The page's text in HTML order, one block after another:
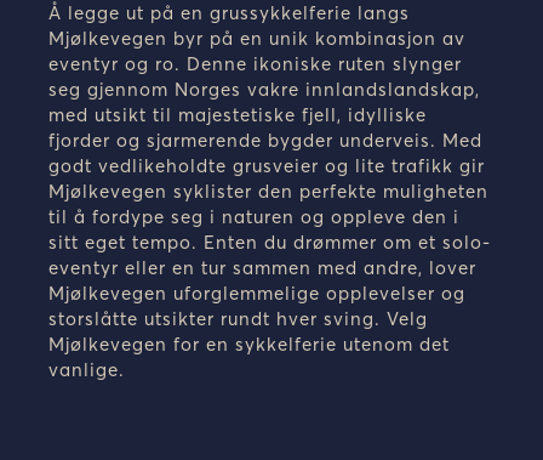
Å legge ut på en grussykkelferie langs
Mjølkevegen byr på en unik kombinasjon av
eventyr og ro. Denne ikoniske ruten slynger
seg gjennom Norges vakre innlandslandskap,
med utsikt til majestetiske fjell, idylliske
fjorder og sjarmerende bygder underveis. Med
godt vedlikeholdte grusveier og lite trafikk gir
Mjølkevegen syklister den perfekte muligheten
til å fordype seg i naturen og oppleve den i
sitt eget tempo. Enten du drømmer om et solo-
eventyr eller en tur sammen med andre, lover
Mjølkevegen uforglemmelige opplevelser og
storslåtte utsikter rundt hver sving. Velg
Mjølkevegen for en sykkelferie utenom det
vanlige.